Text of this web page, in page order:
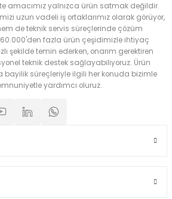
amacımız yalnızca ürün satmak değildir.
uzun vadeli iş ortaklarımız olarak görüyor,
de teknik servis süreçlerinde çözüm
60.000'den fazla ürün çeşidimizle ihtiyaç
şekilde temin ederken, onarım gerektiren
teknik destek sağlayabiliyoruz. Ürün
bayilik süreçleriyle ilgili her konuda bizimle
yardımcı oluruz.